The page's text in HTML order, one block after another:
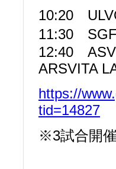
10:20
11:30
12:40 ASV
ARSVITA
https://
tid=14827
※3試合開催